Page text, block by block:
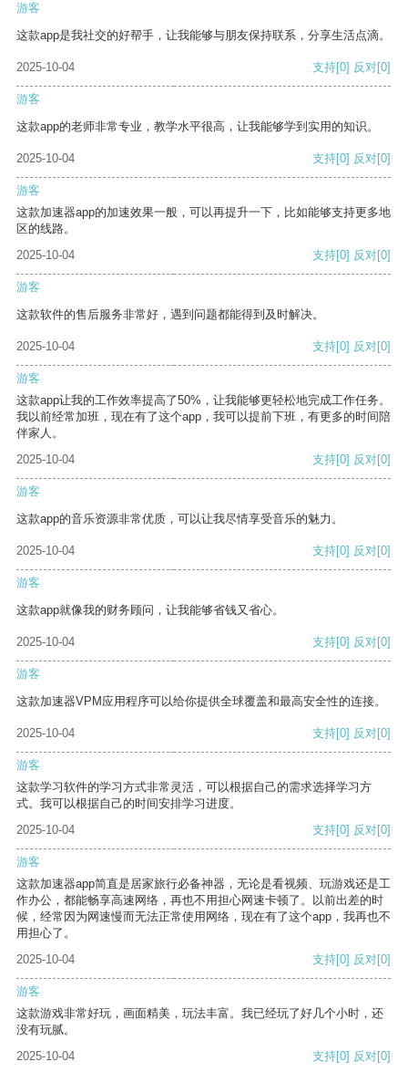
游客
这款app是我社交的好帮手，让我能够与朋友保持联系，分享生活点滴。
2025-10-04 支持[0] 反对[0]
游客
这款app的老师非常专业，教学水平很高，让我能够学到实用的知识。
2025-10-04 支持[0] 反对[0]
游客
这款加速器app的加速效果一般，可以再提升一下，比如能够支持更多地
区的线路。
2025-10-04
支持[0] 反对[0]
游客
这款软件的售后服务非常好，遇到问题都能得到及时解决。
2025-10-04 支持[0] 反对[0]
游客
这款app让我的工作效率提高了50%，让我能够更轻松地完成工作任务。
我以前经常加班，现在有了这个app，我可以提前下班，有更多的时间陪
伴家人。
2025-10-04
支持[0] 反对[0]
游客
这款app的音乐资源非常优质，可以让我尽情享受音乐的魅力。
2025-10-04 支持[0] 反对[0]
游客
这款app就像我的财务顾问，让我能够省钱又省心。
2025-10-04 支持[0] 反对[0]
游客
这款加速器VPM应用程序可以给你提供全球覆盖和最高安全性的连接。
2025-10-04 支持[0] 反对[0]
游客
这款学习软件的学习方式非常灵活，可以根据自己的需求选择学习方
式。我可以根据自己的时间安排学习进度。
2025-10-04
支持[0] 反对[0]
游客
这款加速器app简直是居家旅行必备神器，无论是看视频、玩游戏还是工
作办公，都能畅享高速网络，再也不用担心网速卡顿了。以前出差的时
候，经常因为网速慢而无法正常使用网络，现在有了这个app，我再也不
用担心了。
2025-10-04
支持[0] 反对[0]
游客
这款游戏非常好玩，画面精美，玩法丰富。我已经玩了好几个小时，还
没有玩腻。
2025-10-04
支持[0] 反对[0]